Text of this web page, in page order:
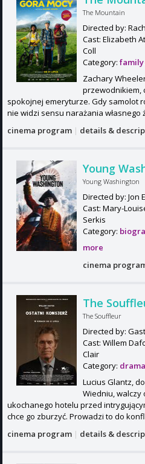
The Mountain
Directed by:
Cast: Elizabeth
Coll
Category: family
Zachary
przewodnikiem,
spokojnej emeryturze. Gdy samolot
nie widzi sensu narażania własnego
cinema program | details &
Young
Young Washington
Directed by: Jon
Cast: Mary-
Serkis
Category:
more
cinema
The
The Souffleur
Directed by:
Cast: Willem
Clair
Category: drama
Lucius Glantz,
Wiedniu,
ukochanego hotelu przed
chce go zburzyć. Prowadzi to do
cinema program | details &